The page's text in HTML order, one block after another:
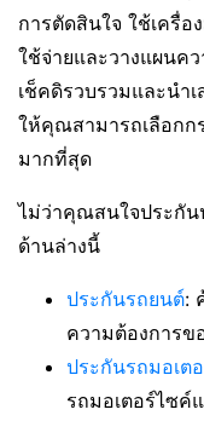
การตัดสินใจ ใช้เครื่อ
ใช้จ่ายและวางแผนค
เช็คดิรวบรวมและนำ
ให้คุณสามารถเลือก
มากที่สุด
ไม่ว่าคุณสนใจประกัน
ด้านล่างนี้
ประกันรถยนต์:
ความต้องการ
ประกันรถมอเต
รถมอเตอร์ไซค์